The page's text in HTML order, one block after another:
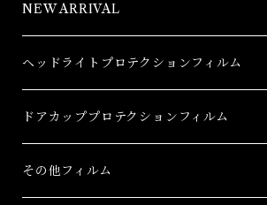
NEW ARRIVAL
ヘッドライトプロテクションフィルム
トヨタ
86(GR86)
レクサス
ドアカッププロテクションフィルム
トヨタ
その他フィルム